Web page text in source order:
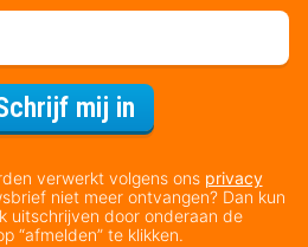
mij in
verwerkt volgens ons privacy
niet meer ontvangen? Dan kun
uitschrijven door onderaan de
“afmelden” te klikken.